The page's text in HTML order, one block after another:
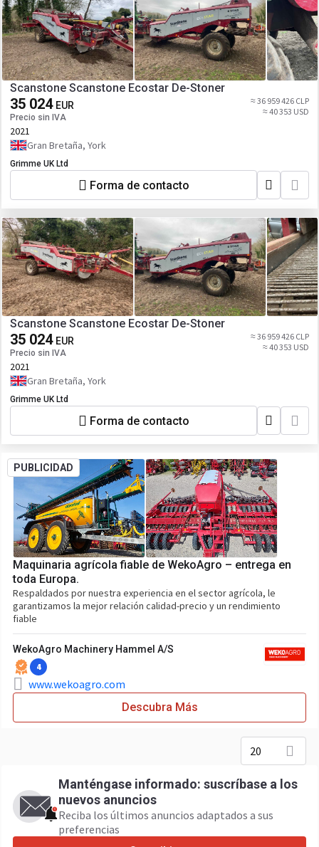
Scanstone Scanstone Ecostar De-Stoner
35 024 EUR
Precio sin IVA
≈ 36 959 426 CLP
≈ 40 353 USD
2021
Gran Bretaña, York
Grimme UK Ltd
Forma de contacto
Scanstone Scanstone Ecostar De-Stoner
35 024 EUR
Precio sin IVA
≈ 36 959 426 CLP
≈ 40 353 USD
2021
Gran Bretaña, York
Grimme UK Ltd
Forma de contacto
PUBLICIDAD
Maquinaria agrícola fiable de WekoAgro – entrega en
toda Europa.
Respaldados por nuestra experiencia en el sector agrícola, le
garantizamos la mejor relación calidad-precio y un rendimiento
fiable
WekoAgro Machinery Hammel A/S
4
www.wekoagro.com
Descubra Más
20
Manténgase informado: suscríbase a los
nuevos anuncios
Reciba los últimos anuncios adaptados a sus
preferencias